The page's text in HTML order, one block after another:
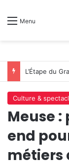
Menu
Culture &
Meuse :
end
métiers